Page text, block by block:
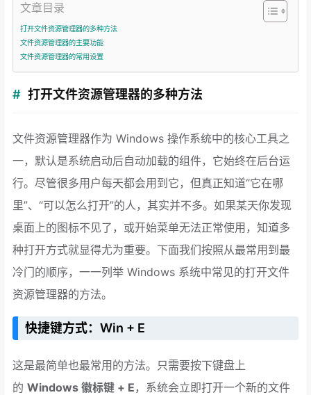
文章目录
打开文件资源管理器的多种方法
文件资源管理器的主要功能
文件资源管理器的常用设置
打开文件资源管理器的多种方法
文件资源管理器作为 Windows 操作系统中的核心工具之
一，默认是系统启动后自动加载的组件，它始终在后台运
行。尽管很多用户每天都会用到它，但真正知道“它在哪
里”、“可以怎么打开”的人，其实并不多。如果某天你发现
桌面上的图标不见了，或开始菜单无法正常使用，知道多
种打开方式就显得尤为重要。下面我们按照从最常用到最
冷门的顺序，一一列举 Windows 系统中常见的打开文件
资源管理器的方法。
快捷键方式：Win + E
这是最简单也最常用的方法。只需要按下键盘上
的 Windows 徽标键 + E ，系统会立即打开一个新的文件